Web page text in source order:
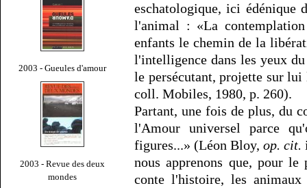
2003 - Gueules d'amour
2003 - Revue des deux
mondes
eschatologique, ici édénique
l'animal : «La
enfants le chemin de la
l'intelligence dans les yeux
le persécutant, projette sur
coll. Mobiles, 1980, p. 260).
Partant, une fois de plus, du
l'Amour universel parce
figures...» (Léon Bloy,op. cit.
nous apprenons que, pour
conte l'histoire, les animaux